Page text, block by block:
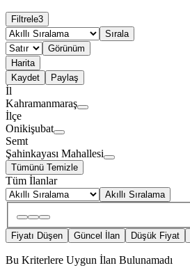
Filtrele3
Sırala
Görünüm
Harita
Kaydet
Paylaş
İl
Kahramanmaraş
İlçe
Onikişubat
Semt
Şahinkayası Mahallesi
Tümünü Temizle
Tüm İlanlar
Akıllı Sıralama
Fiyatı Düşen Güncel İlan Düşük Fiyat
Bu Kriterlere Uygun İlan Bulunamadı